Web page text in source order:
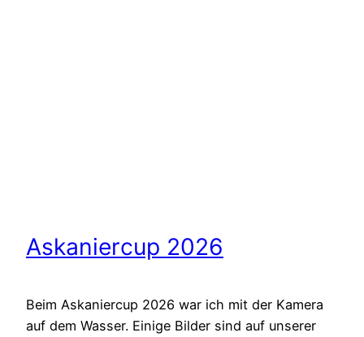
Askaniercup 2026
Beim Askaniercup 2026 war ich mit der Kamera
auf dem Wasser. Einige Bilder sind auf unserer